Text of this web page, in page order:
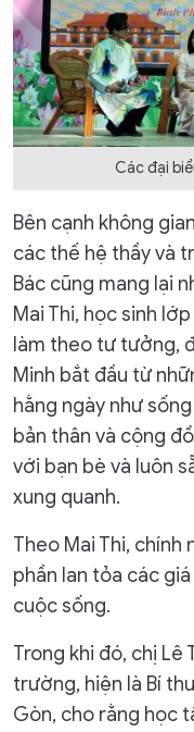
Các đại
Bên cạnh không
các thế hệ thầy và
Bác cũng mang lại
Mai Thi, học sinh
làm theo tư tưởng,
Minh bắt đầu từ
hằng ngày như
bản thân và cộng
với bạn bè và luôn
xung quanh.
Theo Mai Thi, chính
phần lan tỏa các
cuộc sống.
Trong khi đó, chị Lê
trường, hiện là Bí
Gòn, cho rằng học